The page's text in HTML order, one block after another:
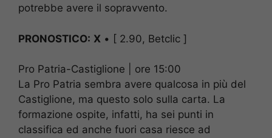
potrebbe avere il sopravvento.
PRONOSTICO: X • [ 2.90, Betclic ]
Pro Patria-Castiglione | ore 15:00
La Pro Patria sembra avere qualcosa in più del
Castiglione, ma questo solo sulla carta. La
formazione ospite, infatti, ha sei punti in
classifica ed anche fuori casa riesce ad